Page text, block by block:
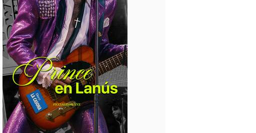
EDIFICIOS HISTÓRICO